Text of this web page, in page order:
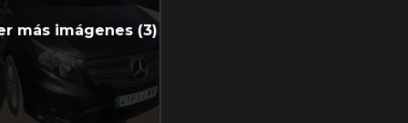
más imágenes (3)